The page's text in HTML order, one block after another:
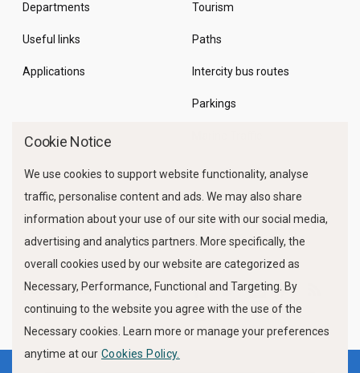
Departments
Useful links
Applications
Tourism
Paths
Intercity bus routes
Parkings
FOLLOW US
Cookie Notice
We use cookies to support website functionality, analyse
traffic, personalise content and ads. We may also share
information about your use of our site with our social media,
advertising and analytics partners. More specifically, the
overall cookies used by our website are categorized as
Necessary, Performance, Functional and Targeting. By
continuing to the website you agree with the use of the
Necessary cookies. Learn more or manage your preferences
anytime at our Cookies Policy.